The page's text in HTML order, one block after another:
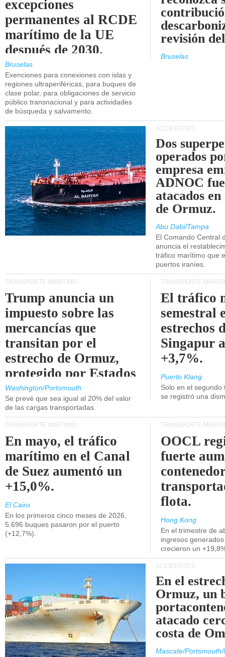
excepciones
permanentes al RCDE
marítimo de la UE
después de 2030.
Bruselas
Exenciones para conexiones con islas y
regiones ultraperiféricas, para buques de
clase polar, para obligaciones de servicio
público transnacional y para actividades
de búsqueda y salvamento.
revisión
Bruselas
ACCIDENTES
Dos
operados
empresa
ADNOC
atacados
de Ormuz.
Abu Dabi/Tampa
El Comando Central
anuncia el
tráfico marítimo que
puertos iraníes.
TRANSPORTE MARÍTIMO
Trump anuncia un
impuesto sobre las
mercancías que
transitan por el
estrecho de Ormuz,
protegido por Estados
Unidos.
Washington/Portsmouth
Se prevé que sea igual al 20% del valor
de las cargas transportadas.
TRANSPORTE
El tráfico
semestral
estrechos
Singapur
+3,7%.
Puerto Klang
Solo en el
se registró una
TRANSPORTE MARÍTIMO
En mayo, el tráfico
marítimo en el Canal
de Suez aumentó un
+15,0%.
El Cairo
En los primeros cinco meses de 2026,
5.696 buques pasaron por el puerto
(+12,7%).
TRANSPORTE
OOCL
fuerte
flota.
Hong Kong
En el trimestre de
ingresos
crecieron un
ACCIDENTES
En el
Ormuz, un
atacado
costa de
Mascate/